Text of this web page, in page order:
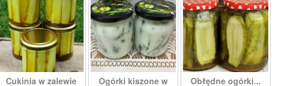
Cukinia w zalewie Ogórki kiszone w Obłędne ogórki...